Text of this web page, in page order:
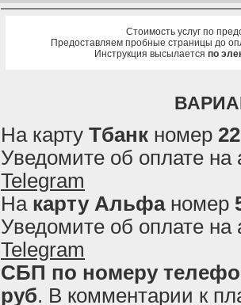
Стоимость услуг по
Предоставляем пробные страницы до
Инструкция высылается по
На карту Тбанк номер
Уведомите об оплате на
Telegram
На карту Альфаномер
Уведомите об оплате на
Telegram
СБП по номеру
руб. В комментарии к